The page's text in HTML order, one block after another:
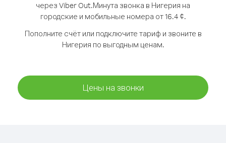
через Viber Out.Минута звонка в Нигерия на
городские и мобильные номера от 16.4 ¢.
Пополните счёт или подключите тариф и звоните в
Нигерия по выгодным ценам.
Цены на звонки